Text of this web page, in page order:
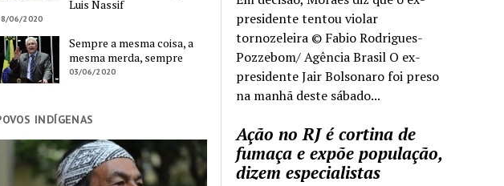
presidente tentou violar
tornozeleira © Fabio Rodrigues-
Pozzebom/ Agência Brasil O ex-
presidente Jair Bolsonaro foi preso
na manhã deste sábado...
Ação no RJ é cortina de
fumaça e expõe população,
dizem especialistas
Luis Nassif
06/2020
Sempre a mesma coisa, a
mesma merda, sempre
03/06/2020
INDÍGENAS